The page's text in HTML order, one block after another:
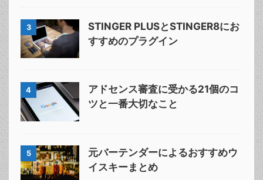
3
STINGER PLUSとSTINGER8にお
すすめのプラグイン
4
アドセンス審査に受かる21個のコ
ツと一番大切なこと
5
元バーテンダーによるおすすめウ
イスキーまとめ